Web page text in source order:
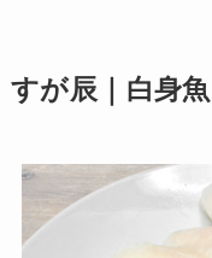
すが辰｜白身